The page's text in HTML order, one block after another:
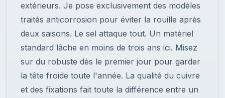
extérieurs. Je pose exclusivement des modèles
traités anticorrosion pour éviter la rouille après
deux saisons. Le sel attaque tout. Un matériel
standard lâche en moins de trois ans ici. Misez
sur du robuste dès le premier jour pour garder
la tête froide toute l'année. La qualité du cuivre
et des fixations fait toute la différence entre un